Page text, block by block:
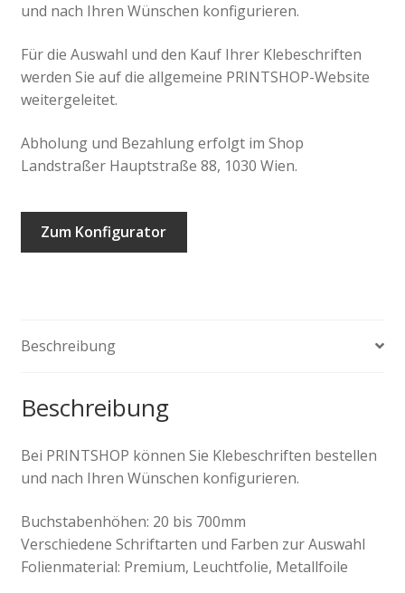
und nach Ihren Wünschen konfigurieren.
Für die Auswahl und den Kauf Ihrer Klebeschriften
werden Sie auf die allgemeine PRINTSHOP-Website
weitergeleitet.
Abholung und Bezahlung erfolgt im Shop
Landstraßer Hauptstraße 88, 1030 Wien.
Zum Konfigurator
Beschreibung
Beschreibung
Bei PRINTSHOP können Sie Klebeschriften bestellen
und nach Ihren Wünschen konfigurieren.
Buchstabenhöhen: 20 bis 700mm
Verschiedene Schriftarten und Farben zur Auswahl
Folienmaterial: Premium, Leuchtfolie, Metallfoile